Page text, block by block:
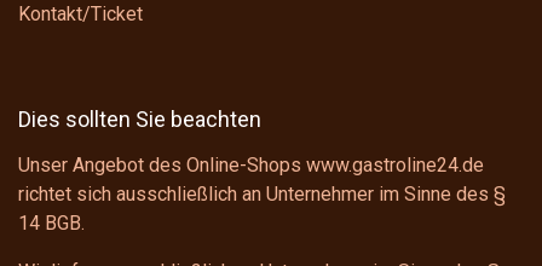
Kontakt/Ticket
Dies sollten Sie beachten
Unser Angebot des Online-Shops www.gastroline24.de
richtet sich ausschließlich an Unternehmer im Sinne des §
14 BGB.